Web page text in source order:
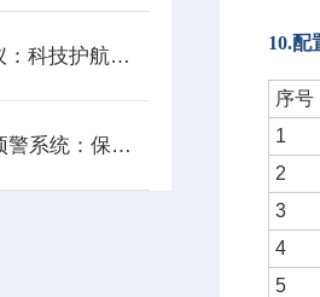
氯离子浓度检测仪：科技护航，水质无忧
GNSS 形变监测预警系统：保障交通动脉畅通的幕后英雄
10.配
序号
1
2
3
4
5